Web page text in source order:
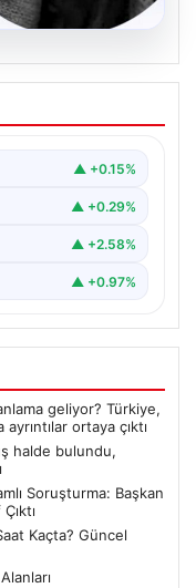
vurulmuş
olay anının
Yaralanan
▲ +0.15%
▲ +0.29%
▲ +2.58%
▲ +0.97%
geliyor? Türkiye,
ortaya çıktı
halde bulundu,
Soruşturma: Başkan
Kaçta? Güncel